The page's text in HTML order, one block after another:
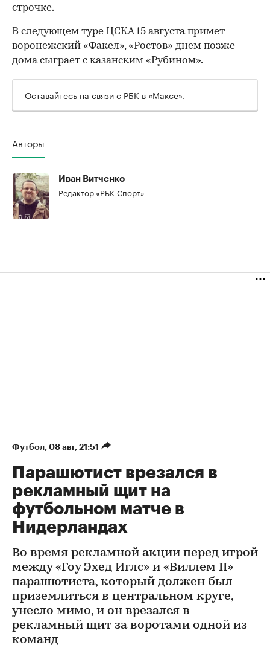
строчке.
В следующем туре ЦСКА 15 августа примет
воронежский «Факел», «Ростов» днем позже
дома сыграет с казанским «Рубином».
Оставайтесь на связи с РБК в «Максе».
Авторы
Иван Витченко
Редактор «РБК-Спорт»
Футбол⁠, 08 авг, 21:51
Парашютист врезался в
рекламный щит на
футбольном матче в
Нидерландах
Во время рекламной акции перед игрой
между «Гоу Эхед Иглс» и «Виллем II»
парашютиста, который должен был
приземлиться в центральном круге,
унесло мимо, и он врезался в
рекламный щит за воротами одной из
команд